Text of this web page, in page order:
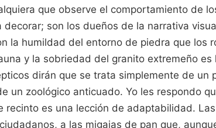
que observe el comportamiento de
son los dueños de la narrativa
la humildad del entorno de piedra que los
y la sobriedad del granito extremeño es
dirán que se trata simplemente de un
un zoológico anticuado. Yo les respondo
recinto es una lección de adaptabilidad.
a las migajas de pan que,